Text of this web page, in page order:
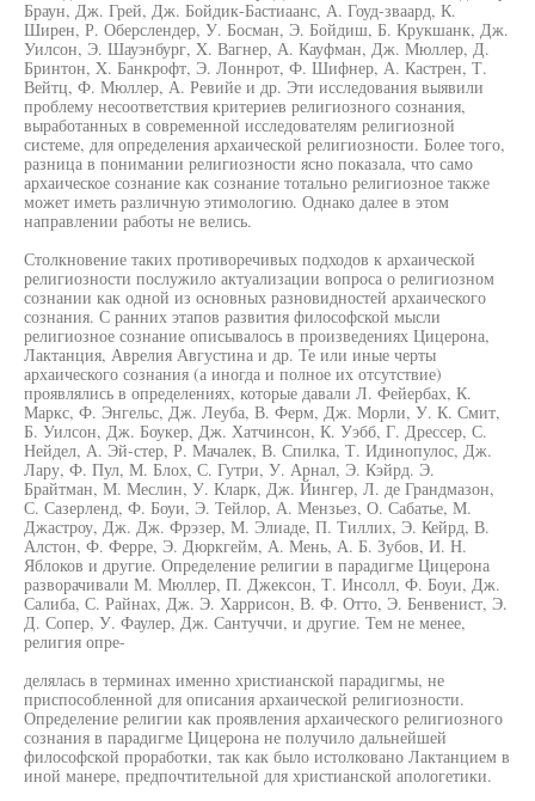
Браун, Дж. Грей, Дж. Бойдик-Бастиаанс, А. Гоуд-зваард, К.
Ширен, Р. Оберслендер, У. Босман, Э. Бойдиш, Б. Крукшанк, Дж.
Уилсон, Э. Шауэнбург, X. Вагнер, А. Кауфман, Дж. Мюллер, Д.
Бринтон, X. Банкрофт, Э. Лоннрот, Ф. Шифнер, А. Кастрен, Т.
Вейтц, Ф. Мюллер, А. Ревийе и др. Эти исследования выявили
проблему несоответствия критериев религиозного сознания,
выработанных в современной исследователям религиозной
системе, для определения архаической религиозности. Более того,
разница в понимании религиозности ясно показала, что само
архаическое сознание как сознание тотально религиозное также
может иметь различную этимологию. Однако далее в этом
направлении работы не велись.
Столкновение таких противоречивых подходов к архаической
религиозности послужило актуализации вопроса о религиозном
сознании как одной из основных разновидностей архаического
сознания. С ранних этапов развития философской мысли
религиозное сознание описывалось в произведениях Цицерона,
Лактанция, Аврелия Августина и др. Те или иные черты
архаического сознания (а иногда и полное их отсутствие)
проявлялись в определениях, которые давали Л. Фейербах, К.
Маркс, Ф. Энгельс, Дж. Леуба, В. Ферм, Дж. Морли, У. К. Смит,
Б. Уилсон, Дж. Боукер, Дж. Хатчинсон, К. Уэбб, Г. Дрессер, С.
Нейдел, А. Эй-стер, Р. Мачалек, В. Спилка, Т. Идинопулос, Дж.
Лару, Ф. Пул, М. Блох, С. Гутри, У. Арнал, Э. Кэйрд. Э.
Брайтман, М. Меслин, У. Кларк, Дж. Йингер, Л. де Грандмазон,
С. Сазерленд, Ф. Боуи, Э. Тейлор, А. Мензьез, О. Сабатье, М.
Джастроу, Дж. Дж. Фрэзер, М. Элиаде, П. Тиллих, Э. Кейрд, В.
Алстон, Ф. Ферре, Э. Дюркгейм, А. Мень, А. Б. Зубов, И. Н.
Яблоков и другие. Определение религии в парадигме Цицерона
разворачивали М. Мюллер, П. Джексон, Т. Инсолл, Ф. Боуи, Дж.
Салиба, С. Райнах, Дж. Э. Харрисон, В. Ф. Отто, Э. Бенвенист, Э.
Д. Сопер, У. Фаулер, Дж. Сантуччи, и другие. Тем не менее,
религия опре-
делялась в терминах именно христианской парадигмы, не
приспособленной для описания архаической религиозности.
Определение религии как проявления архаического религиозного
сознания в парадигме Цицерона не получило дальнейшей
философской проработки, так как было истолковано Лактанцием в
иной манере, предпочтительной для христианской апологетики.